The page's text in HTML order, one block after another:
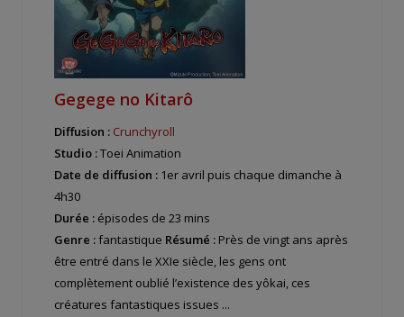
Gegege no Kitarô
Diffusion : Crunchyroll
Studio :Toei Animation
Date de diffusion : 1er avril puis chaque dimanche à
4h30
Durée : épisodes de 23 mins
Genre :fantastique Résumé : Près de vingt ans après
être entré dans le XXIe siècle, les gens ont
complètement oublié l’existence des yôkai, ces
créatures fantastiques issues ...